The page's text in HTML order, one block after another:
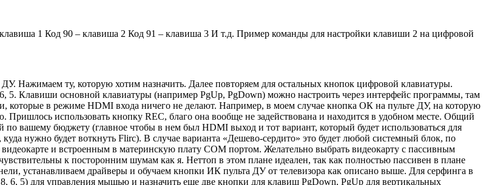
1 Код 90 – клавиша 2 Код 91 – клавиша 3 И т.д. Пример команды для настройки клавиши 2 на цифровой
Нажимаем ту, которую хотим назначить. Далее повторяем для остальных кнопок цифровой клавиатуры.
Клавиши основной клавиатуры (например PgUp, PgDown) можно настроить через интерфейс программы, там
которые в режиме HDMI входа ничего не делают. Например, в моем случае кнопка ОК на пульте ДУ, на которую
использовать кнопку REC, благо она вообще не задействована и находится в удобном месте. Общий
вашему бюджету (главное чтобы в нем был HDMI выход и тот вариант, который будет использоваться для
нужно будет воткнуть Flirc). В случае варианта «Дешево-сердито» это будет любой системный блок, по
и встроенным в материнскую плату COM портом. Желательно выбрать видеокарту с пассивным
к посторонним шумам как я. Неттоп в этом плане идеален, так как полностью пассивен в плане
устанавливаем драйверы и обучаем кнопки ИК пульта ДУ от телевизора как описано выше. Для серфинга в
6, 5) для управления мышью и назначить еще две кнопки для клавиш PgDown, PgUp для вертикальных